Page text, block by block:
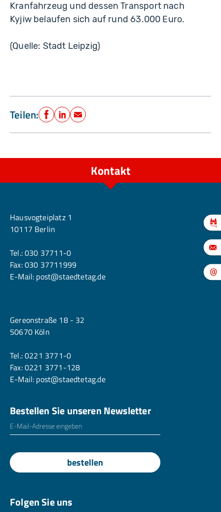
Kranfahrzeug und dessen Transport nach
Kyjiw belaufen sich auf rund 63.000 Euro.
(Quelle: Stadt Leipzig)
Teilen: Facebook
LinkedIn
E-Mail
Kontakt
Hausvogteiplatz 1
10117 Berlin
Tel.:030 37711-0
Fax: 030 37711999
E-Mail: post@staedtetag.de
Gereonstraße 18 - 32
50670 Köln
Tel.:0221 3771-0
Fax: 0221 3771-128
E-Mail: post@staedtetag.de
Bestellen Sie unseren Newsletter
E-Mailadresse
bestellen
Folgen Sie uns